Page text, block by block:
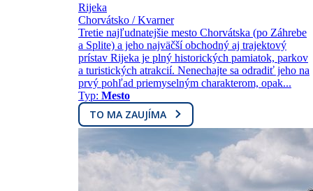
Rijeka
Chorvátsko / Kvarner
Tretie najľudnatejšie mesto Chorvátska (po Záhrebe
a Splite) a jeho najväčší obchodný aj trajektový
prístav Rijeka je plný historických pamiatok, parkov
a turistických atrakcií. Nenechajte sa odradiť jeho na
prvý pohľad priemyselným charakterom, opak...
Typ: Mesto
TO MA ZAUJÍMA